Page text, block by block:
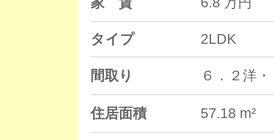
タイプ 2LDK
間取り ６．２洋
住居面積 57.18 m²